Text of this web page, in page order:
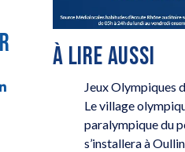
À LIRE AUSSI
Jeux Olympiques
Le village
paralympique du
s’installera à